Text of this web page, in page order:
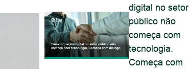
digital no setor
público não
começa com
tecnologia.
Começa com